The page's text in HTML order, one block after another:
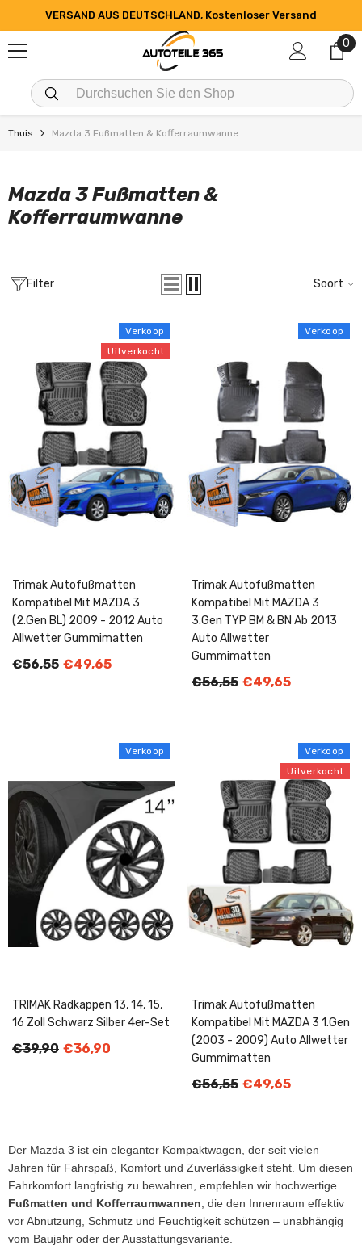
VERSAND AUS DEUTSCHLAND, Kostenloser Versand
0
0
Thuis Mazda 3 Fußmatten & Kofferraumwanne
Mazda 3 Fußmatten &
Kofferraumwanne
Filter Soort
Verkoop
Uitverkocht
Trimak Autofußmatten
Kompatibel Mit MAZDA 3
(2.Gen BL) 2009 - 2012 Auto
Allwetter Gummimatten
€56,55 €49,65
Verkoop
Trimak Autofußmatten
Kompatibel Mit MAZDA 3
3.Gen TYP BM & BN Ab 2013
Auto Allwetter
Gummimatten
€56,55 €49,65
Verkoop
TRIMAK Radkappen 13, 14, 15,
16 Zoll Schwarz Silber 4er-Set
€39,90 €36,90
Verkoop
Uitverkocht
Trimak Autofußmatten
Kompatibel Mit MAZDA 3 1.Gen
(2003 - 2009) Auto Allwetter
Gummimatten
€56,55 €49,65
Der Mazda 3 ist ein eleganter Kompaktwagen, der seit vielen
Jahren für Fahrspaß, Komfort und Zuverlässigkeit steht. Um diesen
Fahrkomfort langfristig zu bewahren, empfehlen wir hochwertige
Fußmatten und Kofferraumwannen , die den Innenraum effektiv
vor Abnutzung, Schmutz und Feuchtigkeit schützen – unabhängig
vom Baujahr oder der Ausstattungsvariante.